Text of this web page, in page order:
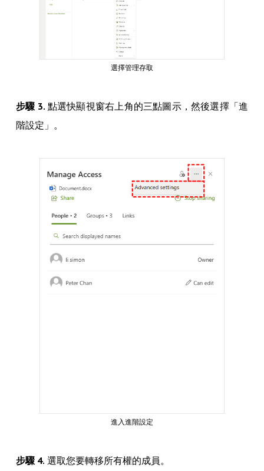
選擇管理存取
步驟 3. 點選快顯視窗右上角的三點圖示，然後選擇「進
階設定」。
進入進階設定
步驟 4. 選取您要轉移所有權的成員。